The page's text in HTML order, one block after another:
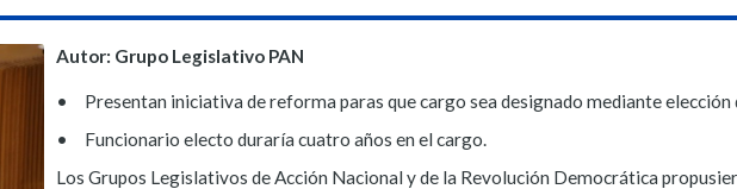
Autor: Grupo Legislativo PAN
•
Presentan iniciativa de reforma paras que cargo sea designado mediante elección
•
Funcionario electo duraría cuatro años en el cargo.
Los Grupos Legislativos de Acción Nacional y de la Revolución Democrática